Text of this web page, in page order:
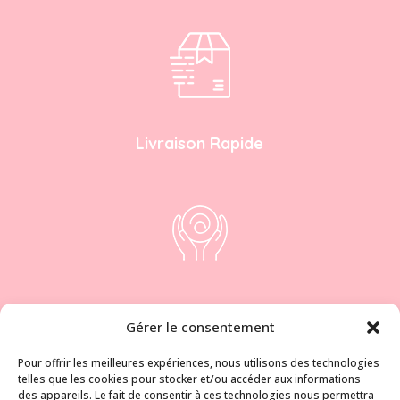
Gérer le consentement
Pour offrir les meilleures expériences, nous utilisons des technologies
telles que les cookies pour stocker et/ou accéder aux informations
des appareils. Le fait de consentir à ces technologies nous permettra
Livraison Rapide